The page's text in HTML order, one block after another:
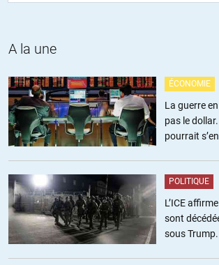
« Tiens, qqu’un pourrait-il expliquer sa si
»
Cherchez plutôt du côté invités du Club
machin//12.08.2014 à 22h06
En général il défend les causes pétrolières
le pétrole, ukraine avec le gaz) et
lieux d’accès stratégiques (comme les
A la une
ÉCONOMIE
La guerre
pas le
pourrait
POLITIQUE
L’ICE
sont
sous